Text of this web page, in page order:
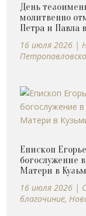
День
молитвенно
Петра и Павла
16 июля 2026 |
Епископ
богослужение
Матери в
16 июля 2026 |
благочиние,